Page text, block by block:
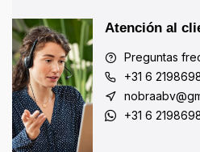
Atención al
Preguntas
+31 6
+31 6